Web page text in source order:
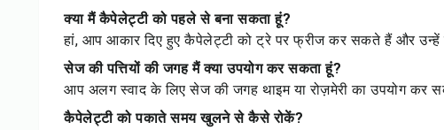
क्या मैं कैपेलेट्टी को पहले से बना सकता हूं?
हां, आप आकार दिए हुए कैपेलेट्टी को ट्रे पर फ्रीज कर सकते हैं और उन्हें
सेज की पत्तियों की जगह मैं क्या उपयोग कर सकता हूं?
आप अलग स्वाद के लिए सेज की जगह थाइम या रोज़मेरी का उपयोग कर
कैपेलेट्टी को पकाते समय खुलने से कैसे रोकें?